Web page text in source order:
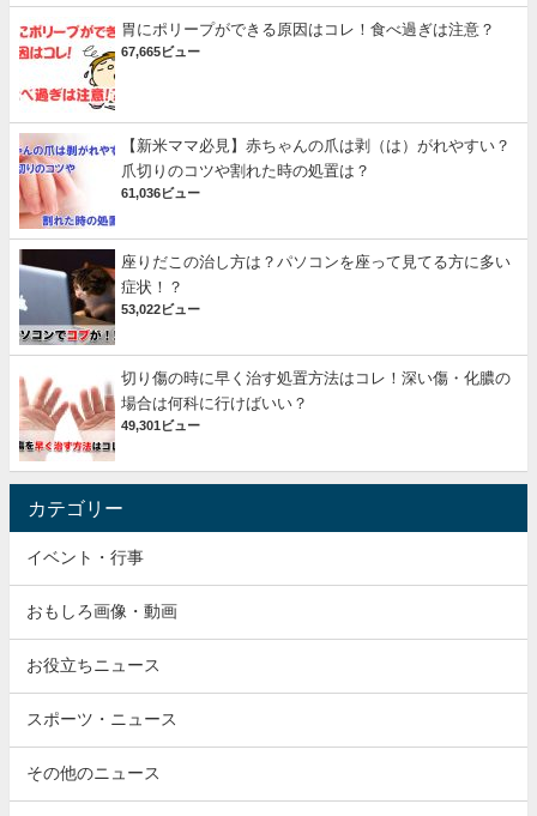
胃にポリープができる原因はコレ！食べ過ぎは注意？
67,665ビュー
【新米ママ必見】赤ちゃんの爪は剥（は）がれやすい？
爪切りのコツや割れた時の処置は？
61,036ビュー
座りだこの治し方は？パソコンを座って見てる方に多い
症状！？
53,022ビュー
切り傷の時に早く治す処置方法はコレ！深い傷・化膿の
場合は何科に行けばいい？
49,301ビュー
カテゴリー
イベント・行事
おもしろ画像・動画
お役立ちニュース
スポーツ・ニュース
その他のニュース